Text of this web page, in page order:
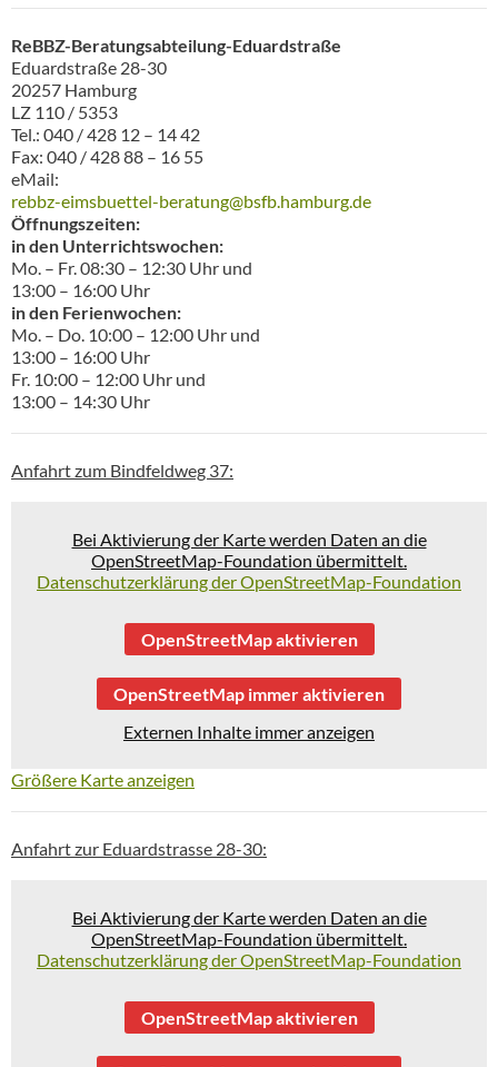
ReBBZ-Beratungsabteilung-Eduardstraße
Eduardstraße 28-30
20257 Hamburg
LZ 110 / 5353
Tel.: 040 / 428 12 – 14 42
Fax: 040 / 428 88 – 16 55
eMail:
rebbz-eimsbuettel-beratung@bsfb.hamburg.de
Öffnungszeiten:
in den Unterrichtswochen:
Mo. – Fr. 08:30 – 12:30 Uhr und
13:00 – 16:00 Uhr
in den Ferienwochen:
Mo. – Do. 10:00 – 12:00 Uhr und
13:00 – 16:00 Uhr
Fr. 10:00 – 12:00 Uhr und
13:00 – 14:30 Uhr
Anfahrt zum Bindfeldweg 37:
Bei Aktivierung der Karte werden Daten an die
OpenStreetMap-Foundation übermittelt.
Datenschutzerklärung der OpenStreetMap-Foundation
OpenStreetMap aktivieren
OpenStreetMap immer aktivieren
Externen Inhalte immer anzeigen
Größere Karte anzeigen
Anfahrt zur Eduardstrasse 28-30:
Bei Aktivierung der Karte werden Daten an die
OpenStreetMap-Foundation übermittelt.
Datenschutzerklärung der OpenStreetMap-Foundation
OpenStreetMap aktivieren